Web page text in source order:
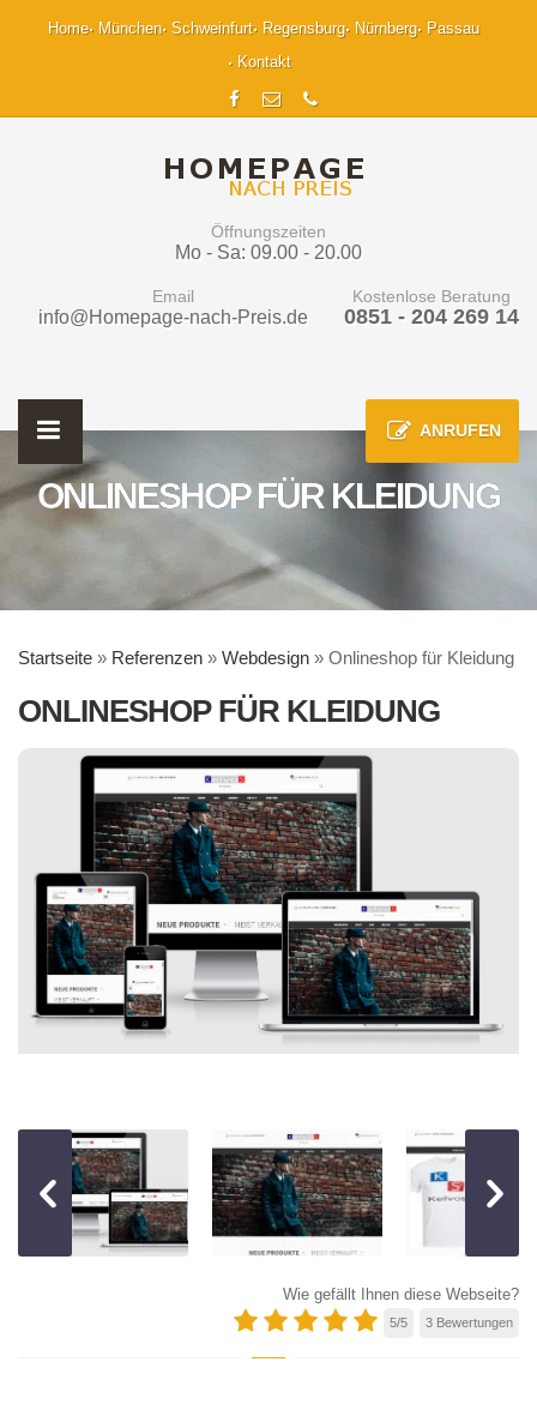
Home München Schweinfurt Regensburg Nürnberg
Passau
Kontakt
Öffnungszeiten
Mo - Sa: 09.00 - 20.00
Email
info@Homepage-nach-Preis.de
Kostenlose Beratung
0851 - 204 269 14
ANRUFEN
ONLINESHOP FÜR KLEIDUNG
Startseite » Referenzen » Webdesign » Onlineshop für Kleidung
ONLINESHOP FÜR KLEIDUNG
Wie gefällt Ihnen diese Webseite?
5/5 3 Bewertungen